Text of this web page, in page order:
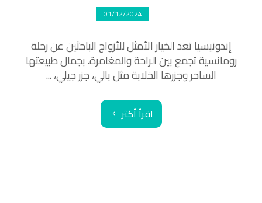
01/12/2024
إندونيسيا تعد الخيار الأمثل للأزواج الباحثين عن رحلة
رومانسية تجمع بين الراحة والمغامرة. بجمال طبيعتها
الساحر وجزرها الخلابة مثل بالي، جزر جيلي، ...
اقرأ أكثر